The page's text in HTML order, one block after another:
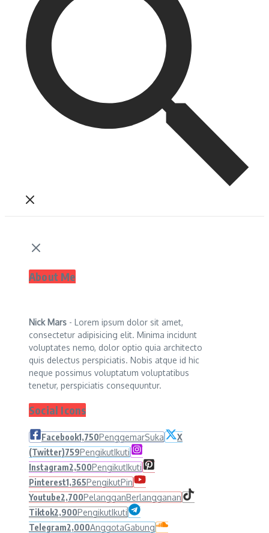
About Me
Nick Mars - Lorem ipsum dolor sit amet,
consectetur adipisicing elit. Minima incidunt
voluptates nemo, dolor optio quia architecto
quis delectus perspiciatis. Nobis atque id hic
neque possimus voluptatum voluptatibus
tenetur, perspiciatis consequuntur.
Social Icons
Facebook1,750PenggemarSuka
X
(Twitter)759PengikutIkuti
Instagram2,500PengikutIkuti
Pinterest1,365PengikutPin
Youtube2,700PelangganBerlangganan
Tiktok2,900PengikutIkuti
Telegram2,000AnggotaGabung